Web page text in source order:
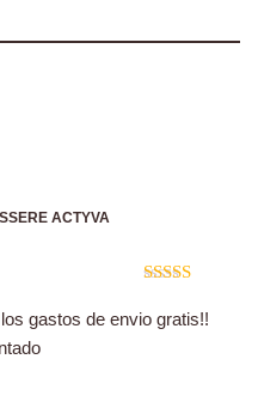
ACTYVA
con5de 5
gastos de envio gratis!!